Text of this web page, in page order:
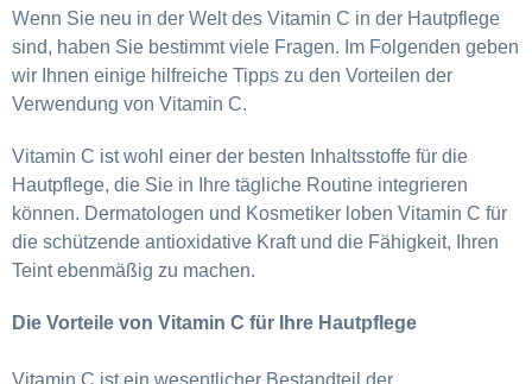
Wenn Sie neu in der Welt des Vitamin C in der Hautpflege
sind, haben Sie bestimmt viele Fragen. Im Folgenden geben
wir Ihnen einige hilfreiche Tipps zu den Vorteilen der
Verwendung von Vitamin C.
Vitamin C ist wohl einer der besten Inhaltsstoffe für die
Hautpflege, die Sie in Ihre tägliche Routine integrieren
können. Dermatologen und Kosmetiker loben Vitamin C für
die schützende antioxidative Kraft und die Fähigkeit, Ihren
Teint ebenmäßig zu machen.
Die Vorteile von Vitamin C für Ihre Hautpflege
Vitamin C ist ein wesentlicher Bestandteil der